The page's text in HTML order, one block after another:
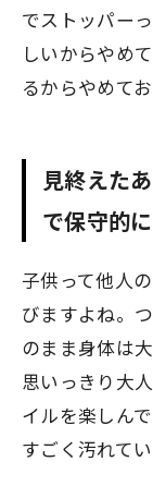
でストッパー
しいからやめ
るからやめて
見終えた
で保守的
子供って他人
びますよね。
のまま身体は
思いっきり大
イルを楽しん
すごく汚れて